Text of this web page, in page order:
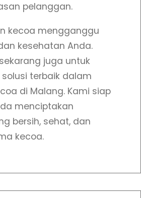
pelanggan.
kecoa mengganggu
kesehatan Anda.
juga untuk
terbaik dalam
di Malang. Kami siap
menciptakan
bersih, sehat, dan
kecoa.